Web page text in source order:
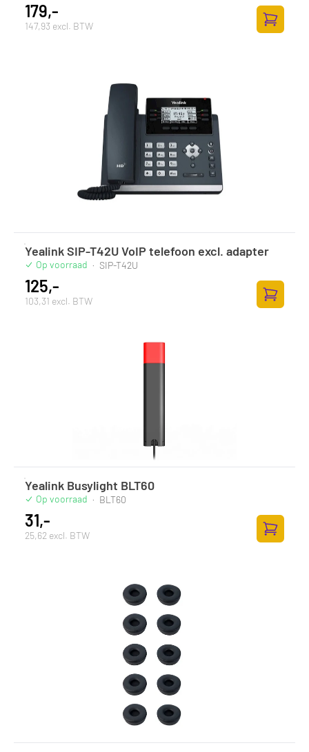
179,-
147,93 excl. BTW
Yealink SIP-T42U VoIP telefoon excl. adapter
Op voorraad · SIP-T42U
125,-
103,31 excl. BTW
Yealink Busylight BLT60
Op voorraad · BLT60
31,-
25,62 excl. BTW